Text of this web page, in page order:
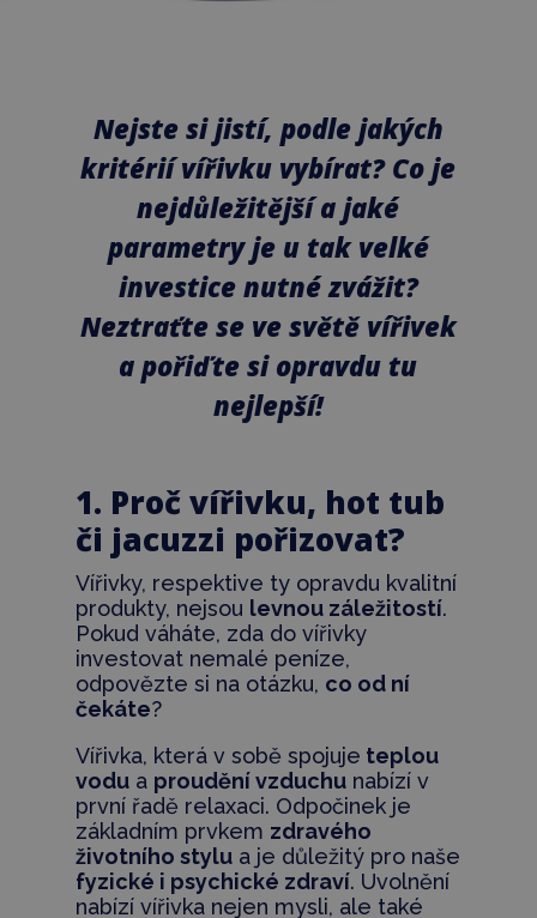
Nejste si jistí, podle jakých
kritérií vířivku vybírat? Co je
nejdůležitější a jaké
parametry je u tak velké
investice nutné zvážit?
Neztraťte se ve světě vířivek
a pořiďte si opravdu tu
nejlepší!
1. Proč vířivku, hot tub
či jacuzzi pořizovat?
Vířivky, respektive ty opravdu kvalitní
produkty, nejsou levnou záležitostí.
Pokud váháte, zda do vířivky
investovat nemalé peníze,
odpovězte si na otázku, co od ní
čekáte?
Vířivka, která v sobě spojuje teplou
vodua proudění vzduchunabízí v
první řadě relaxaci. Odpočinek je
základním prvkem zdravého
životního stylua je důležitý pro naše
fyzické i psychické zdraví. Uvolnění
nabízí vířivka nejen mysli, ale také